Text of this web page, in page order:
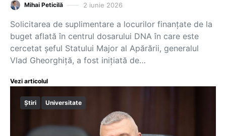
Mihai Peticilă 2 iunie 2026
Solicitarea de suplimentare a locurilor finanțate de la
buget aflată în centrul dosarului DNA în care este
cercetat șeful Statului Major al Apărării, generalul
Vlad Gheorghiță, a fost inițiată de…
Vezi articolul
Știri Universitate